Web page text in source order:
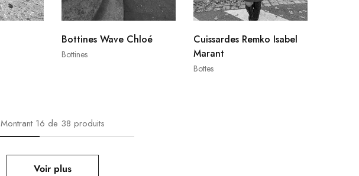
Bottines
Bottines Wave Chloé
Bottes
Cuissardes Remko Isabel
Marant
Montrant16 de 38 produits
Voir plus